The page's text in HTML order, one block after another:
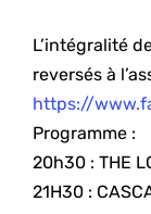
L’intégralité
reversés à
https://
Programme :
20h30 : THE
21H30 :